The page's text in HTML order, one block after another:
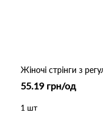
55.19 грн/од
1 шт